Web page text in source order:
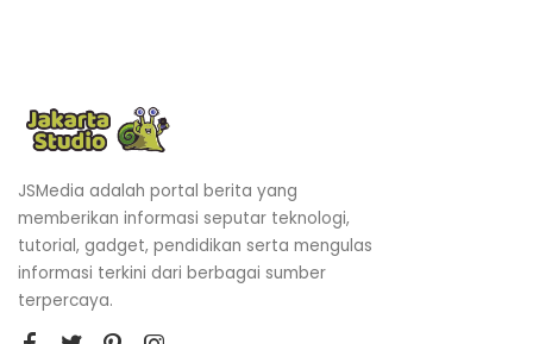
JSMedia adalah portal berita yang
memberikan informasi seputar teknologi,
tutorial, gadget, pendidikan serta mengulas
informasi terkini dari berbagai sumber
terpercaya.